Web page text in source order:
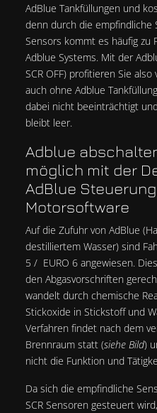
AdBlue Tankfüllungen und
denn durch die empfindliche
Sensors kommt es häufig zu
Adblue Systems. Mit der
SCR OFF) profitieren Sie
auch ohne Adblue
dabei nicht beeinträchtigt
bleibt leer.
Adblue
möglich mit der
AdBlue
Motorsoftware
Auf die Zufuhr von AdBlue
destilliertem Wasser) sind
5 / EURO 6 angewiesen.
den Abgasvorschriften
wandelt durch chemische
Stickoxide in Stickstoff und
Verfahren findet nach dem
Brennraum statt (siehe Bild)
nicht die Funktion und
Da sich die empfindliche
SCR Sensoren gesteuert